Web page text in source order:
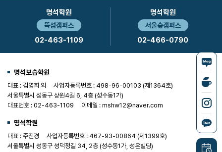
명석학원
뚝섬캠퍼스
02-463-1109
명석학원
서울숲캠퍼스
02-466-0790
명석보습학원
대표 : 김영희 외
사업자등록번호 : 498-96-00103 (제1364호)
서울특별시 성동구 상원4길 6, 4층 (성수동1가)
대표번호 : 02-463-1109
이메일 : mshw12@naver.com
명석학원
대표 : 주진경
사업자등록번호 : 467-93-00864 (제1399호)
서울특별시 성동구 성덕정길 34, 2층 (성수동1가, 성은빌딩)